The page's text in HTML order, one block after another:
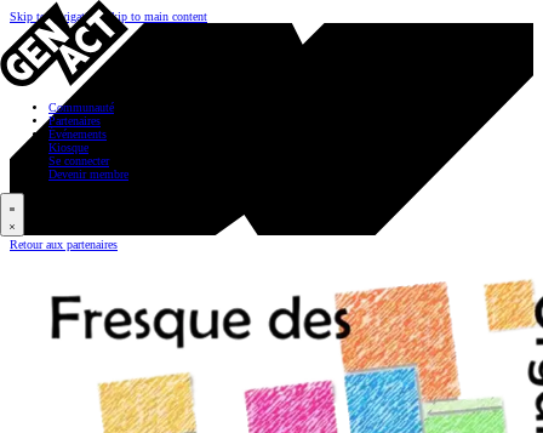
Skip to navigation Skip to main content
Communauté
Partenaires
Événements
Kiosque
Se connecter
Devenir membre
Retour aux partenaires